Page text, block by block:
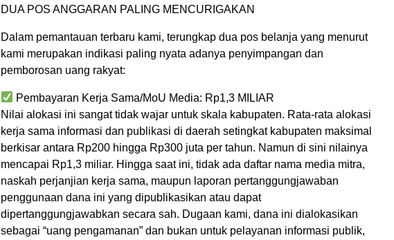
DUA POS ANGGARAN PALING MENCURIGAKAN
Dalam pemantauan terbaru kami, terungkap dua pos belanja yang menurut
kami merupakan indikasi paling nyata adanya penyimpangan dan
pemborosan uang rakyat:
Pembayaran Kerja Sama/MoU Media: Rp1,3 MILIAR
Nilai alokasi ini sangat tidak wajar untuk skala kabupaten. Rata-rata alokasi
kerja sama informasi dan publikasi di daerah setingkat kabupaten maksimal
berkisar antara Rp200 hingga Rp300 juta per tahun. Namun di sini nilainya
mencapai Rp1,3 miliar. Hingga saat ini, tidak ada daftar nama media mitra,
naskah perjanjian kerja sama, maupun laporan pertanggungjawaban
penggunaan dana ini yang dipublikasikan atau dapat
dipertanggungjawabkan secara sah. Dugaan kami, dana ini dialokasikan
sebagai “uang pengamanan” dan bukan untuk pelayanan informasi publik,